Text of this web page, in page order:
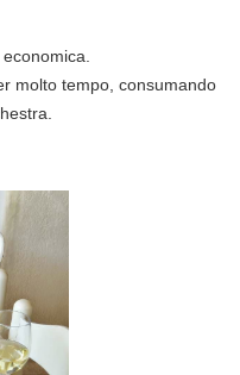
molto tempo, consumando